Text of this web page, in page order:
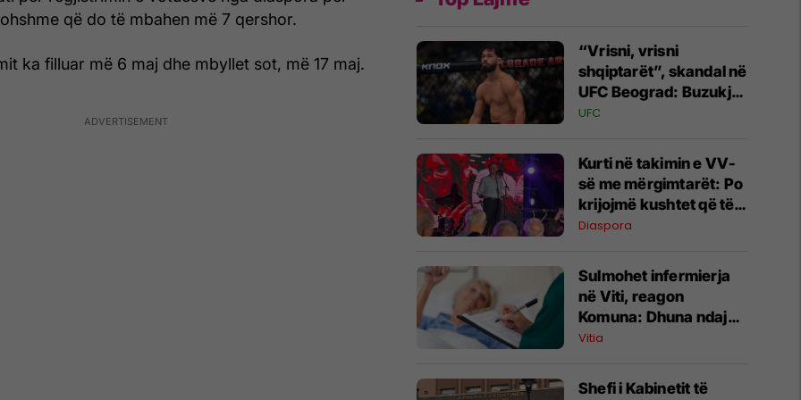
që do të mbahen më 7 qershor.
ka filluar më 6 maj dhe mbyllet sot, më 17 maj.
“Vrisni, vrisni
shqiptarët”, skandal në
UFC Beograd: Buzukja
u përball me thirrje
tribunat
UFC
Kurti në takimin e VV-
së me mërgimtarët: Po
krijojmë kushtet që të
ktheheni në Kosovë
Diaspora
Sulmohet infermierja
në Viti, reagon
Komuna: Dhuna ndaj
stafit shëndetësor nuk
Vitia
Shefi i Kabinetit të